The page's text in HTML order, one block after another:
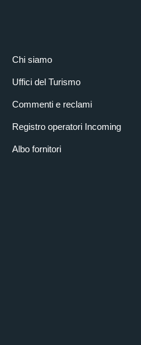
Chi siamo
Uffici del Turismo
Commenti e reclami
Registro operatori Incoming
Albo fornitori